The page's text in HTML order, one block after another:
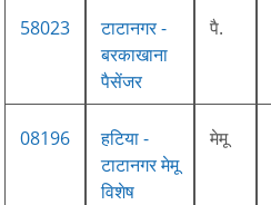
58023
टाटानगर -
बरकाखाना
पैसेंजर
पै.
08196
हटिया -
टाटानगर मेमू
विशेष
मेमू